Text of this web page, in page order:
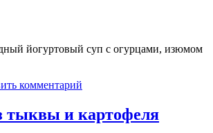
йогуртовый суп с огурцами, изюмом
комментарий
тыквы и картофеля